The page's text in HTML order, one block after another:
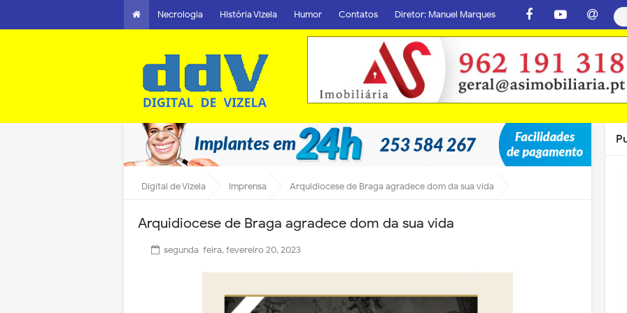
Necrologia História Vizela Humor Contatos Diretor: Manuel Marques
Digital de Vizela Imprensa Arquidiocese de Braga agradece dom da sua vida
Arquidiocese de Braga agradece dom da sua vida
segunda-feira, fevereiro 20, 2023